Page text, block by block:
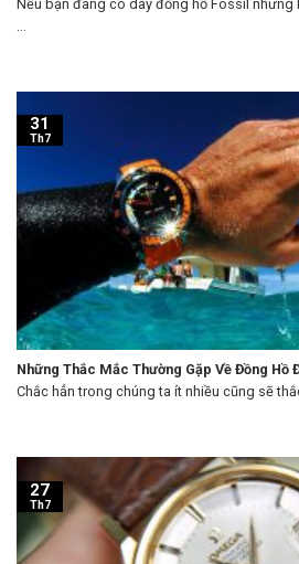
Nếu bạn đang có dây đồng hồ Fossil nhưng
Những Thắc Mắc Thường Gặp Về Đồng Hồ
Chắc hẳn trong chúng ta ít nhiều cũng sẽ
31
Th7
27
Th7